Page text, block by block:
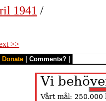
1941 /
>>
Donate Comments?